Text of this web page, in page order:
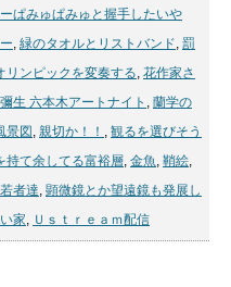
ぱみゅぱみゅと握手したいや
, 緑のタオルとリストバンド, 罰
リンピックを変奏する, 花作家さ
生 六本木アートナイト , 蘭学の
景図, 親切か！！ , 観るを選びそう
持て余してる富裕層, 金魚, 鞘絵,
者達, 顕微鏡とか望遠鏡も発展し
家, Ｕｓｔｒｅａｍ配信